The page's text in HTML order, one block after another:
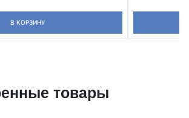
В КОРЗИНУ
товары